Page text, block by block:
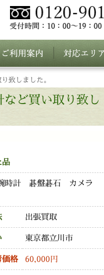
致しました。
ど買い取り致し
品
時計 碁盤碁石 カメラ
出張買取
東京都立川市
格
60,000円